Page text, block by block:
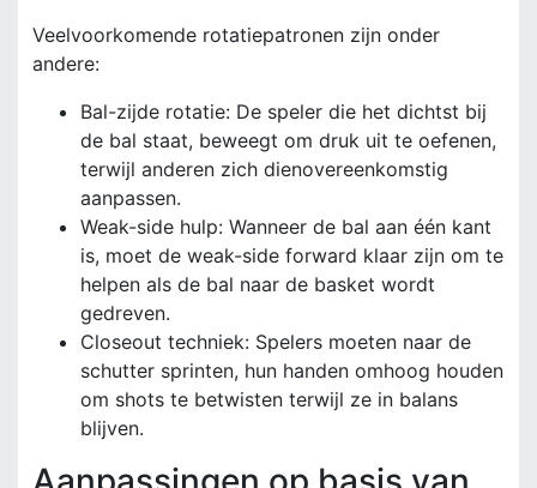
Veelvoorkomende rotatiepatronen zijn onder
andere:
Bal-zijde rotatie: De speler die het dichtst bij
de bal staat, beweegt om druk uit te oefenen,
terwijl anderen zich dienovereenkomstig
aanpassen.
Weak-side hulp: Wanneer de bal aan één kant
is, moet de weak-side forward klaar zijn om te
helpen als de bal naar de basket wordt
gedreven.
Closeout techniek: Spelers moeten naar de
schutter sprinten, hun handen omhoog houden
om shots te betwisten terwijl ze in balans
blijven.